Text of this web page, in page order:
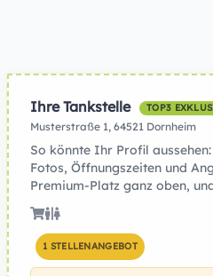
Ihre Tankstelle TOP3
Musterstraße 1, 64521 Dornheim
So könnte Ihr Profil
Fotos, Öffnungszeiten und
Premium-Platz ganz oben,
1 STELLENANGEBOT